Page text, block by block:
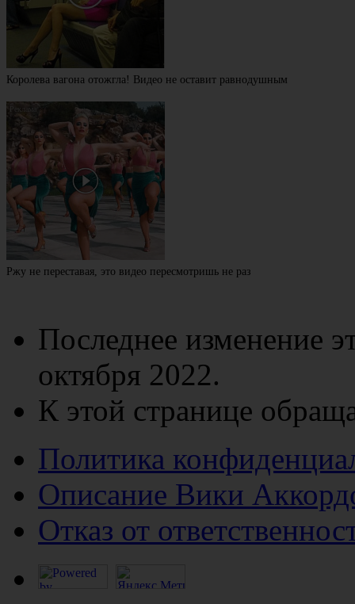
Королева вагона отожгла! Видео не оставит равнодушным
Ржу не переставая, это видео пересмотришь не раз
Последнее изменение
октября 2022.
К этой странице
Политика
Описание Вики
Отказ от